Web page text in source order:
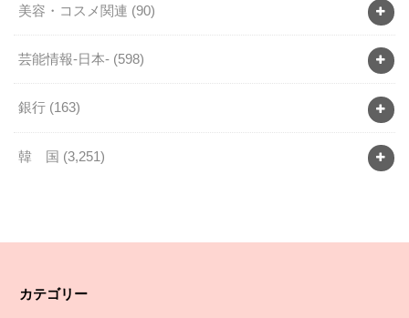
美容・コスメ関連 (90)
芸能情報-日本- (598)
銀行 (163)
韓 国 (3,251)
カテゴリー